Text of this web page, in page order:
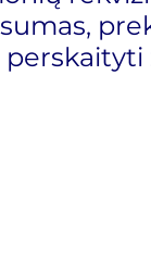
perskaityti